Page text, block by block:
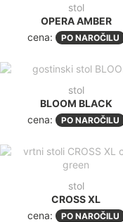
stol
OPERA AMBER
cena:
PO NAROČILU
stol
BLOOM BLACK
cena:
PO NAROČILU
stol
CROSS XL
cena:
PO NAROČILU